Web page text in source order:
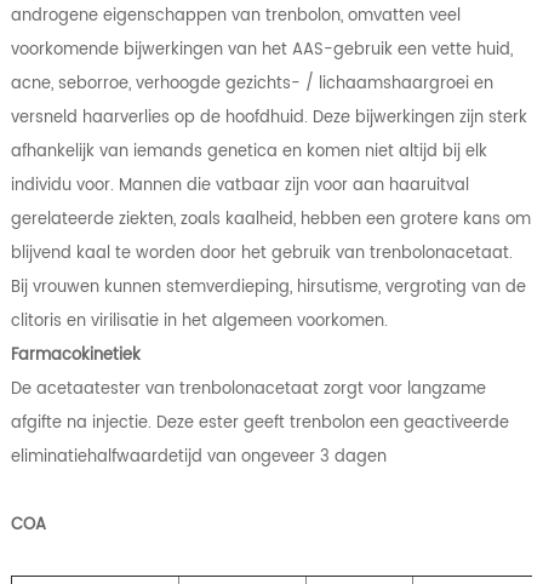
androgene eigenschappen van trenbolon, omvatten veel
voorkomende bijwerkingen van het AAS-gebruik een vette huid,
acne, seborroe, verhoogde gezichts- / lichaamshaargroei en
versneld haarverlies op de hoofdhuid. Deze bijwerkingen zijn sterk
afhankelijk van iemands genetica en komen niet altijd bij elk
individu voor. Mannen die vatbaar zijn voor aan haaruitval
gerelateerde ziekten, zoals kaalheid, hebben een grotere kans om
blijvend kaal te worden door het gebruik van trenbolonacetaat.
Bij vrouwen kunnen stemverdieping, hirsutisme, vergroting van de
clitoris en virilisatie in het algemeen voorkomen.
Farmacokinetiek
De acetaatester van trenbolonacetaat zorgt voor langzame
afgifte na injectie. Deze ester geeft trenbolon een geactiveerde
eliminatiehalfwaardetijd van ongeveer 3 dagen
COA